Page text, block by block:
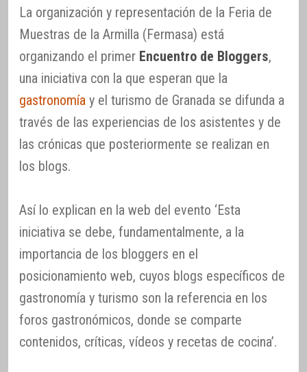
La organización y representación de la Feria de
Muestras de la Armilla (Fermasa) está
organizando el primer Encuentro de Bloggers,
una iniciativa con la que esperan que la
gastronomía y el turismo de Granada se difunda a
través de las experiencias de los asistentes y de
las crónicas que posteriormente se realizan en
los blogs.
Así lo explican en la web del evento ‘Esta
iniciativa se debe, fundamentalmente, a la
importancia de los bloggers en el
posicionamiento web, cuyos blogs específicos de
gastronomía y turismo son la referencia en los
foros gastronómicos, donde se comparte
contenidos, críticas, vídeos y recetas de cocina’.